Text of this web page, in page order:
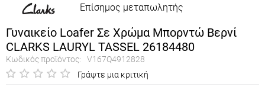
Επίσημος μεταπωλητής
Γυναικείο Loafer Σε Χρώμα Μπορντώ Βερνί
CLARKS LAURYL TASSEL 26184480
Κωδικός προϊόντος:
V167Q4912828
Γράψτε μια κριτική